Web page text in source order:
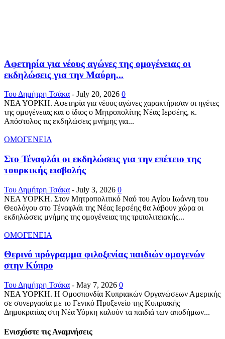
Αφετηρία για νέους αγώνες της ομογένειας οι
εκδηλώσεις για την Μαύρη...
Του Δημήτρη Τσάκα - July 20, 2026 0
ΝΕΑ ΥΟΡΚΗ. Αφετηρία για νέους αγώνες χαρακτήρισαν οι ηγέτες
της ομογένειας και ο ίδιος ο Μητροπολίτης Νέας Ιερσέης, κ.
Απόστολος τις εκδηλώσεις μνήμης για...
ΟΜΟΓΕΝΕΙΑ
Στο Τέναφλάι οι εκδηλώσεις για την επέτειο της
τουρκικής εισβολής
Του Δημήτρη Τσάκα - July 3, 2026 0
ΝΕΑ ΥΟΡΚΗ. Στον Μητροπολιτικό Ναό του Αγίου Ιωάννη του
Θεολόγου στο Τέναφλάι της Νέας Ιερσέης θα λάβουν χώρα οι
εκδηλώσεις μνήμης της ομογένειας της τριπολιτειακής...
ΟΜΟΓΕΝΕΙΑ
Θερινό πρόγραμμα φιλοξενίας παιδιών ομογενών
στην Κύπρο
Του Δημήτρη Τσάκα - May 7, 2026 0
ΝΕΑ ΥΟΡΚΗ. Η Ομοσπονδία Κυπριακών Οργανώσεων Αμερικής
σε συνεργασία με το Γενικό Προξενείο της Κυπριακής
Δημοκρατίας στη Νέα Υόρκη καλούν τα παιδιά των αποδήμων...
Ενισχύστε τις Αναμνήσεις